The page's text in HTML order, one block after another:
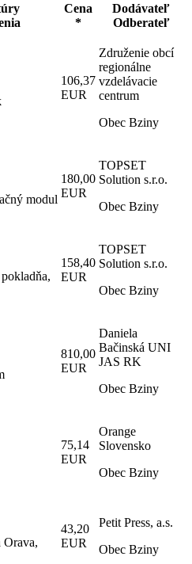
Cena
*
Dodávateľ
Odberateľ
106,37
EUR
Združenie obcí
regionálne
vzdelávacie
centrum
Obec Bziny
modul
180,00
EUR
TOPSET
Solution s.r.o.
Obec Bziny
158,40
EUR
TOPSET
Solution s.r.o.
Obec Bziny
810,00
EUR
Daniela
Bačinská UNI
JAS RK
Obec Bziny
75,14
EUR
Orange
Slovensko
Obec Bziny
43,20
EUR
Petit Press, a.s.
Obec Bziny